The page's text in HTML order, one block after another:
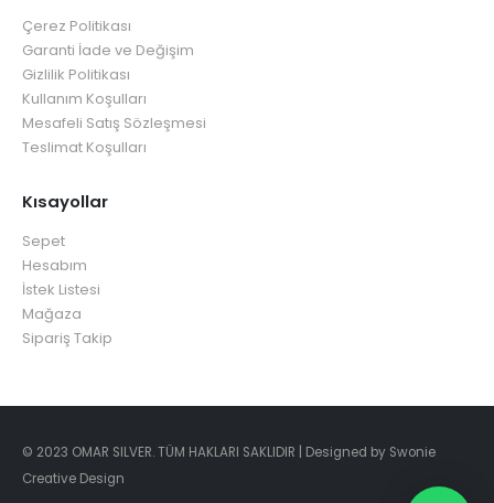
Çerez Politikası
Garanti İade ve Değişim
Gizlilik Politikası
Kullanım Koşulları
Mesafeli Satış Sözleşmesi
Teslimat Koşulları
Kısayollar
Sepet
Hesabım
İstek Listesi
Mağaza
Sipariş Takip
© 2023 OMAR SILVER. TÜM HAKLARI SAKLIDIR | Designed by Swonie
Creative Design